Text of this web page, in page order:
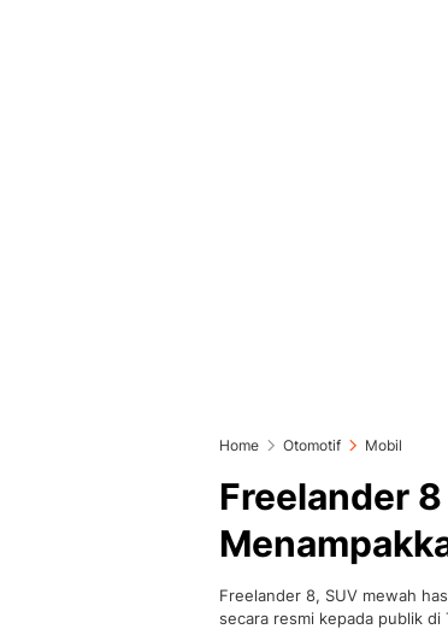
Home Otomotif Mobil
Freelander
Freelander 8, SUV mewah
secara resmi kepada publik di